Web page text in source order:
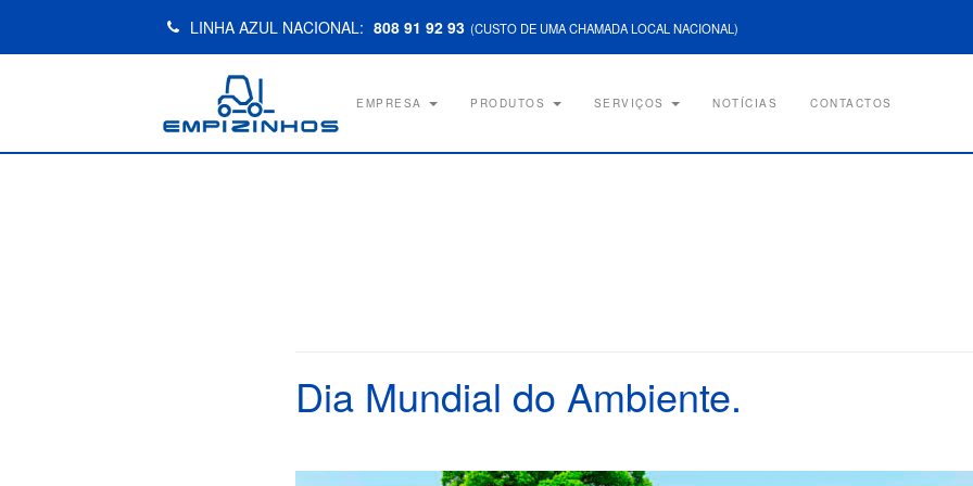
LINHA AZUL NACIONAL: 808 91 92 93 (CUSTO DE UMA CHAMADA LOCAL NACIONAL)
EMPRESA PRODUTOS SERVIÇOS NOTÍCIAS CONTACTOS
Dia Mundial do Ambiente.